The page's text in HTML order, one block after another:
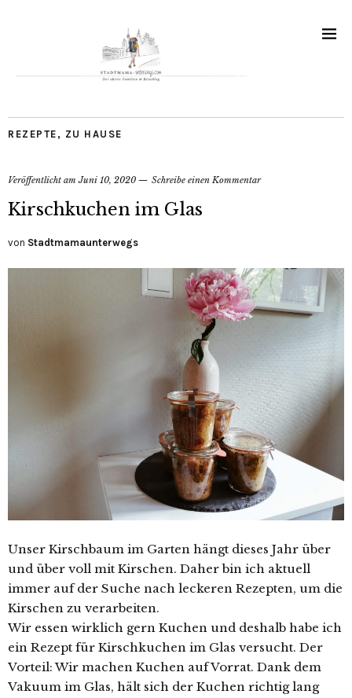
REZEPTE , ZU HAUSE
Veröffentlicht amJuni 10, 2020 Schreibe einen Kommentar
Kirschkuchen im Glas
von Stadtmamaunterwegs
Unser Kirschbaum im Garten hängt dieses Jahr über
und über voll mit Kirschen. Daher bin ich aktuell
immer auf der Suche nach leckeren Rezepten, um die
Kirschen zu verarbeiten.
Wir essen wirklich gern Kuchen und deshalb habe ich
ein Rezept für Kirschkuchen im Glas versucht. Der
Vorteil: Wir machen Kuchen auf Vorrat. Dank dem
Vakuum im Glas, hält sich der Kuchen richtig lang